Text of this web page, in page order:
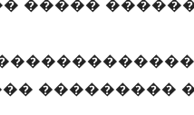
�����
���������